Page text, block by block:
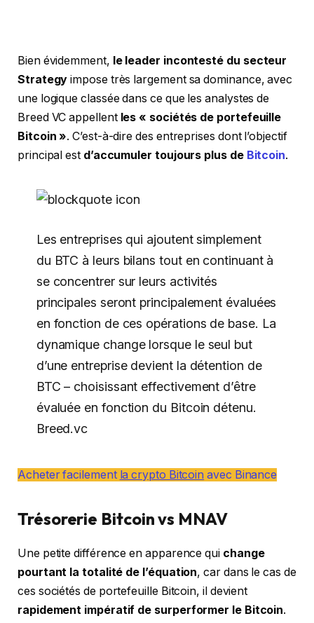
Bien évidemment, le leader incontesté du secteur
Strategy impose très largement sa dominance, avec
une logique classée dans ce que les analystes de
Breed VC appellent les « sociétés de portefeuille
Bitcoin ». C’est-à-dire des entreprises dont l’objectif
principal est d’accumuler toujours plus de Bitcoin.
Les entreprises qui ajoutent simplement
du BTC à leurs bilans tout en continuant à
se concentrer sur leurs activités
principales seront principalement évaluées
en fonction de ces opérations de base. La
dynamique change lorsque le seul but
d’une entreprise devient la détention de
BTC – choisissant effectivement d’être
évaluée en fonction du Bitcoin détenu.
Breed.vc
Acheter facilement la crypto Bitcoin avec Binance
Trésorerie Bitcoin vs MNAV
Une petite différence en apparence qui change
pourtant la totalité de l’équation, car dans le cas de
ces sociétés de portefeuille Bitcoin, il devient
rapidement impératif de surperformer le Bitcoin.